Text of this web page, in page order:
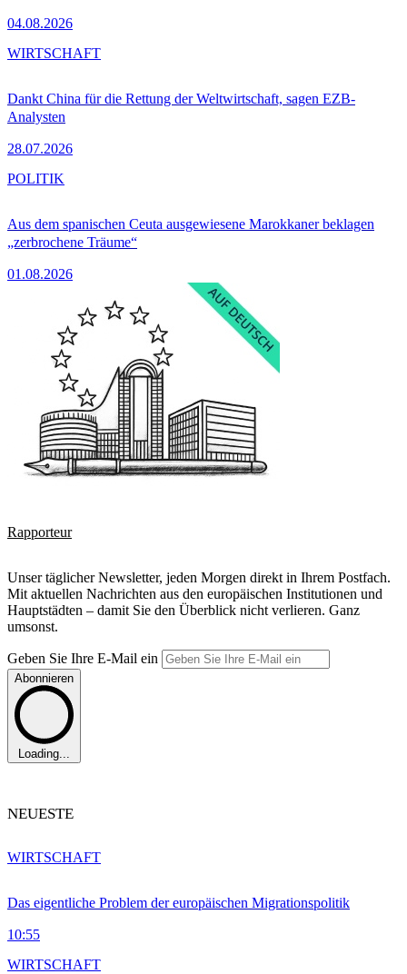
04.08.2026
Dankt China für die Rettung der Weltwirtschaft, sagen EZB-
Analysten
28.07.2026
WIRTSCHAFT
Aus dem spanischen Ceuta ausgewiesene Marokkaner beklagen
„zerbrochene Träume“
01.08.2026
POLITIK
Rapporteur
Unser täglicher Newsletter, jeden Morgen direkt in Ihrem Postfach.
Mit aktuellen Nachrichten aus den europäischen Institutionen und
Hauptstädten – damit Sie den Überblick nicht verlieren. Ganz
umsonst.
Geben Sie Ihre E-Mail ein
Abonnieren
Loading...
NEUESTE
Das eigentliche Problem der europäischen Migrationspolitik
10:55
WIRTSCHAFT
WIRTSCHAFT